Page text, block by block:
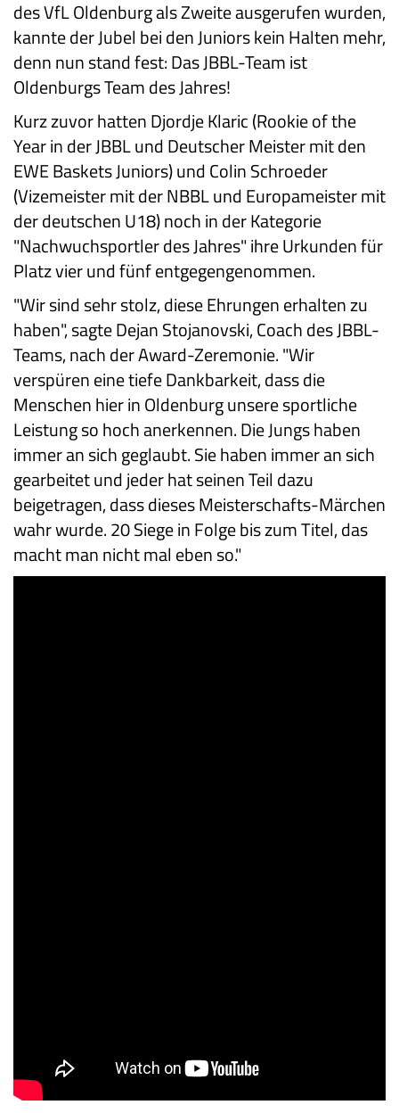
des VfL Oldenburg als Zweite ausgerufen wurden,
kannte der Jubel bei den Juniors kein Halten mehr,
denn nun stand fest: Das JBBL-Team ist
Oldenburgs Team des Jahres!
Kurz zuvor hatten Djordje Klaric (Rookie of the
Year in der JBBL und Deutscher Meister mit den
EWE Baskets Juniors) und Colin Schroeder
(Vizemeister mit der NBBL und Europameister mit
der deutschen U18) noch in der Kategorie
"Nachwuchsportler des Jahres" ihre Urkunden für
Platz vier und fünf entgegengenommen.
"Wir sind sehr stolz, diese Ehrungen erhalten zu
haben", sagte Dejan Stojanovski, Coach des JBBL-
Teams, nach der Award-Zeremonie. "Wir
verspüren eine tiefe Dankbarkeit, dass die
Menschen hier in Oldenburg unsere sportliche
Leistung so hoch anerkennen. Die Jungs haben
immer an sich geglaubt. Sie haben immer an sich
gearbeitet und jeder hat seinen Teil dazu
beigetragen, dass dieses Meisterschafts-Märchen
wahr wurde. 20 Siege in Folge bis zum Titel, das
macht man nicht mal eben so."